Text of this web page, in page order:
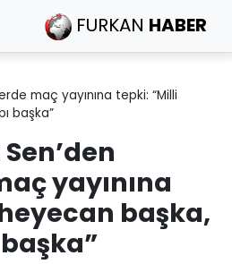
FURKAN HABER
maç yayınına tepki: “Milli
başka”
yayınına
başka,